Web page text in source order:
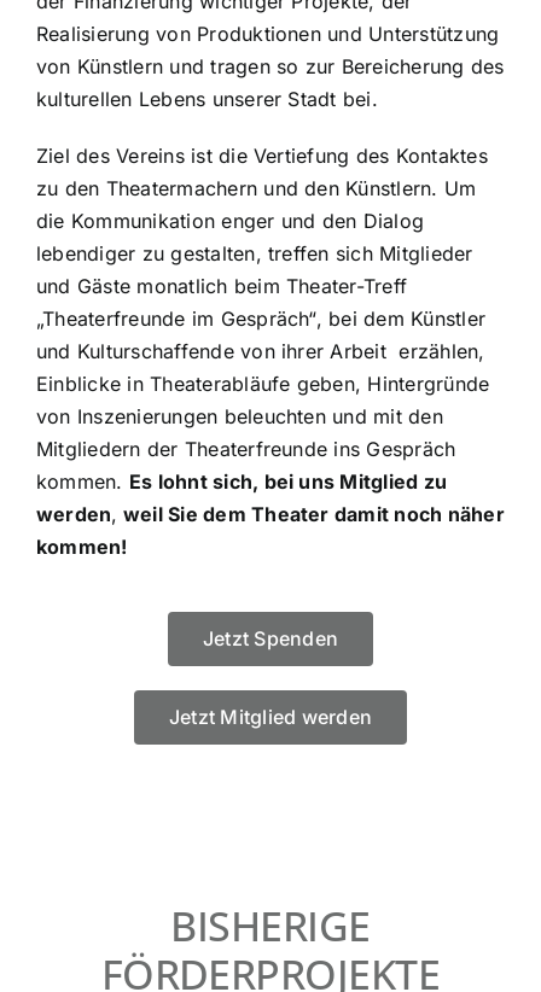
Realisierung von Produktionen und Unterstützung
von Künstlern und tragen so zur Bereicherung des
kulturellen Lebens unserer Stadt bei.
Ziel des Vereins ist die Vertiefung des Kontaktes
zu den Theatermachern und den Künstlern. Um
die Kommunikation enger und den Dialog
lebendiger zu gestalten, treffen sich Mitglieder
und Gäste monatlich beim Theater-Treff
„Theaterfreunde im Gespräch“, bei dem Künstler
und Kulturschaffende von ihrer Arbeit erzählen,
Einblicke in Theaterabläufe geben, Hintergründe
von Inszenierungen beleuchten und mit den
Mitgliedern der Theaterfreunde ins Gespräch
kommen. Es lohnt sich, bei uns Mitglied zu
werden, weil Sie dem Theater damit noch näher
kommen!
Jetzt Spenden
Jetzt Mitglied werden
BISHERIGE
FÖRDERPROJEKTE